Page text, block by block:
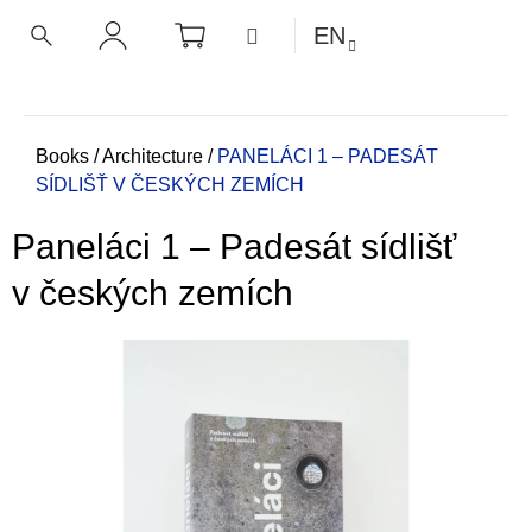
SHOPPING
CART MENUEN
Home
Books /Architecture / PANELÁCI 1 – PADESÁT
SÍDLIŠŤ V ČESKÝCH ZEMÍCH
Paneláci 1 – Padesát sídlišť
v českých zemích
BACK
BACK
h
a
a
r